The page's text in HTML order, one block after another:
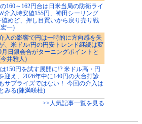
160～162円台は日米当局の防衛ライ
介入時安値155円、神田シーリング
値めど、押し目買いから戻り売り戦
一)
入の影響で円は一時的に方向感を失
、米ドル/円の円安トレンド継続は変
月日銀会合がターニングポイントと
井雅人)
150円を試す展開に!? 米ドル高・円
迎え、2026年中に140円の大台打診
サプライズではない！ 今回の介入は
みる(陳満咲杜)
>>人気記事一覧を見る